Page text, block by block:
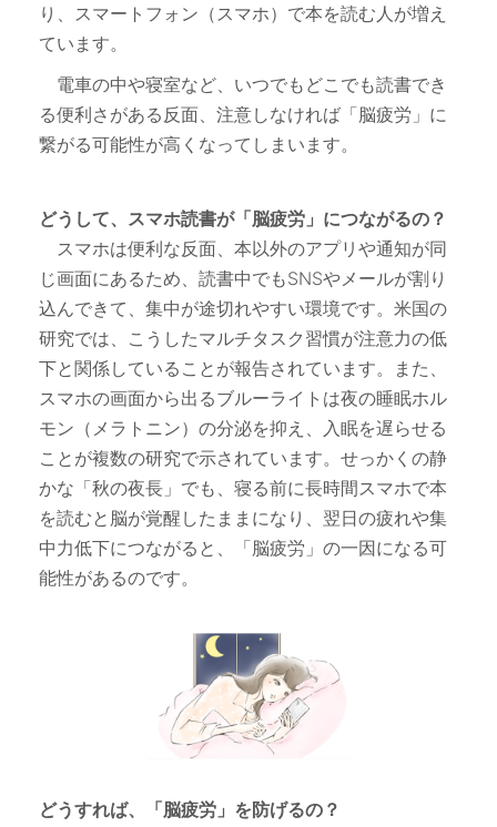
り、スマートフォン（スマホ）で本を読む人が増え
ています。
電車の中や寝室など、いつでもどこでも読書でき
る便利さがある反面、注意しなければ「脳疲労」に
繋がる可能性が高くなってしまいます。
どうして、スマホ読書が「脳疲労」につながるの？
スマホは便利な反面、本以外のアプリや通知が同
じ画面にあるため、読書中でもSNSやメールが割り
込んできて、集中が途切れやすい環境です。米国の
研究では、こうしたマルチタスク習慣が注意力の低
下と関係していることが報告されています。また、
スマホの画面から出るブルーライトは夜の睡眠ホル
モン（メラトニン）の分泌を抑え、入眠を遅らせる
ことが複数の研究で示されています。せっかくの静
かな「秋の夜長」でも、寝る前に長時間スマホで本
を読むと脳が覚醒したままになり、翌日の疲れや集
中力低下につながると、「脳疲労」の一因になる可
能性があるのです。
どうすれば、「脳疲労」を防げるの？